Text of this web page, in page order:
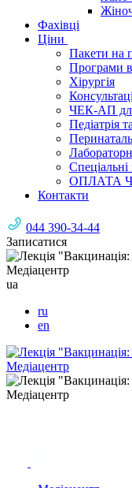
Фахівці
Ціни
Пакети на
Програми
Хірургія
ЧЕК-АП
Педіатрія
Спеціальні
ОПЛАТА
Контакти
044 390-34-44
Записатися
ua
ru
en